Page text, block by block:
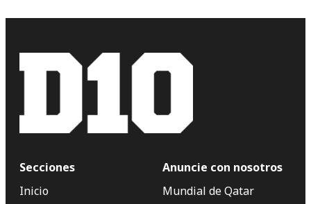
Secciones
Inicio
Anuncie con nosotros
Mundial de Qatar